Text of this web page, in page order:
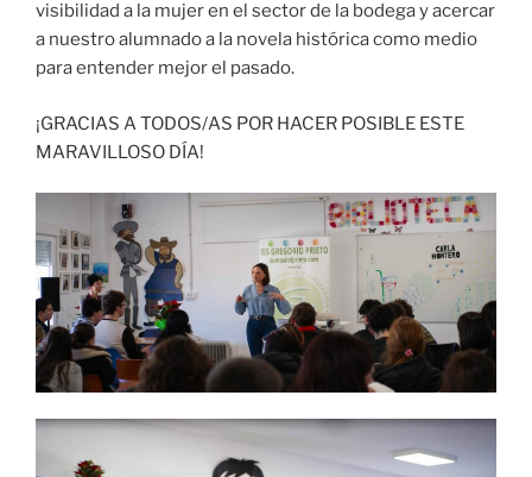
visibilidad a la mujer en el sector de la bodega y acercar
a nuestro alumnado a la novela histórica como medio
para entender mejor el pasado.
¡GRACIAS A TODOS/AS POR HACER POSIBLE ESTE
MARAVILLOSO DÍA!